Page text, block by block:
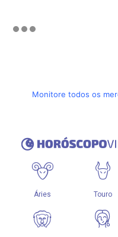
Monitore todos os